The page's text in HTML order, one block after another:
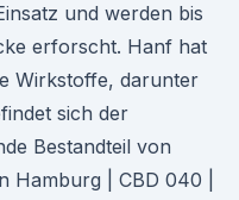
und werden bis
erforscht. Hanf hat
Wirkstoffe, darunter
sich der
Bestandteil von
Hamburg | CBD 040 |